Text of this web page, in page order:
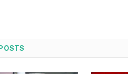
POSTS